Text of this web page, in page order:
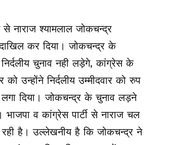
नाराज श्यामलाल जोकचन्द्र
कर दिया। जोकचन्द्र के
चुनाव नही लड़ेगे, कांग्रेस के
उन्होंने निर्दलीय उम्मीदवार को रुप
लगा दिया। जोकचन्द्र के चुनाव लड़ने
भाजपा व कांग्रेस पार्टी से नाराज चल
है। उल्लेखनीय है कि जोकचन्द्र ने